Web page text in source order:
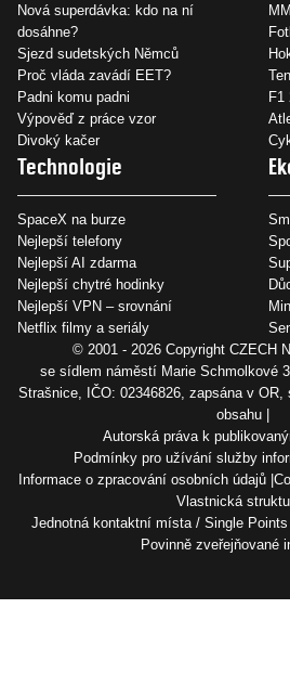
Nová superdávka: kdo na ní
dosáhne?
Sjezd sudetských Němců
Proč vláda zavádí EET?
Padni komu padni
Výpověď z práce vzor
Divoký kačer
F1
Technologie
SpaceX na burze
Nejlepší telefony
Nejlepší AI zdarma
Nejlepší chytré hodinky
Nejlepší VPN – srovnání
Netflix filmy a seriály
© 2001 - 2026 Copyright CZECH
se sídlem náměstí Marie Schmolkové
Strašnice, IČO: 02346826, zapsána v OR,
obsahu
Autorská práva k
Podmínky pro užívání služby
Informace o zpracování osobních údajů
Vlastnická
Jednotná kontaktní místa / Single
Povinně zveřejňované